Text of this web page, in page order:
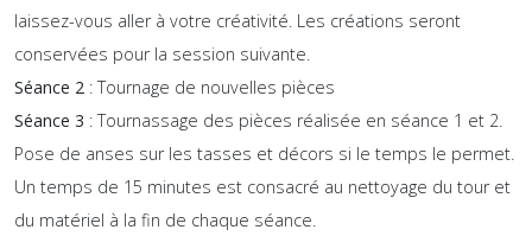
laissez-vous aller à votre créativité. Les créations seront
conservées pour la session suivante.
Séance 2 : Tournage de nouvelles pièces
Séance 3 : Tournassage des pièces réalisée en séance 1 et 2.
Pose de anses sur les tasses et décors si le temps le permet.
Un temps de 15 minutes est consacré au nettoyage du tour et
du matériel à la fin de chaque séance.